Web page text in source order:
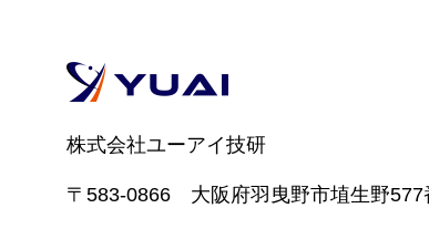
株式会社ユーアイ技研
〒583-0866 大阪府羽曳野市埴生野577